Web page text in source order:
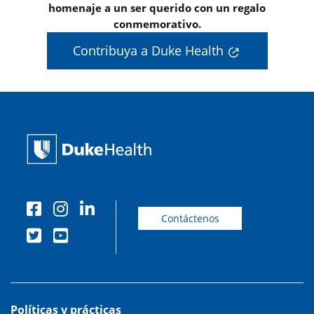
homenaje a un ser querido con un regalo
conmemorativo.
Contribuya a Duke Health
Contáctenos
Políticas y prácticas